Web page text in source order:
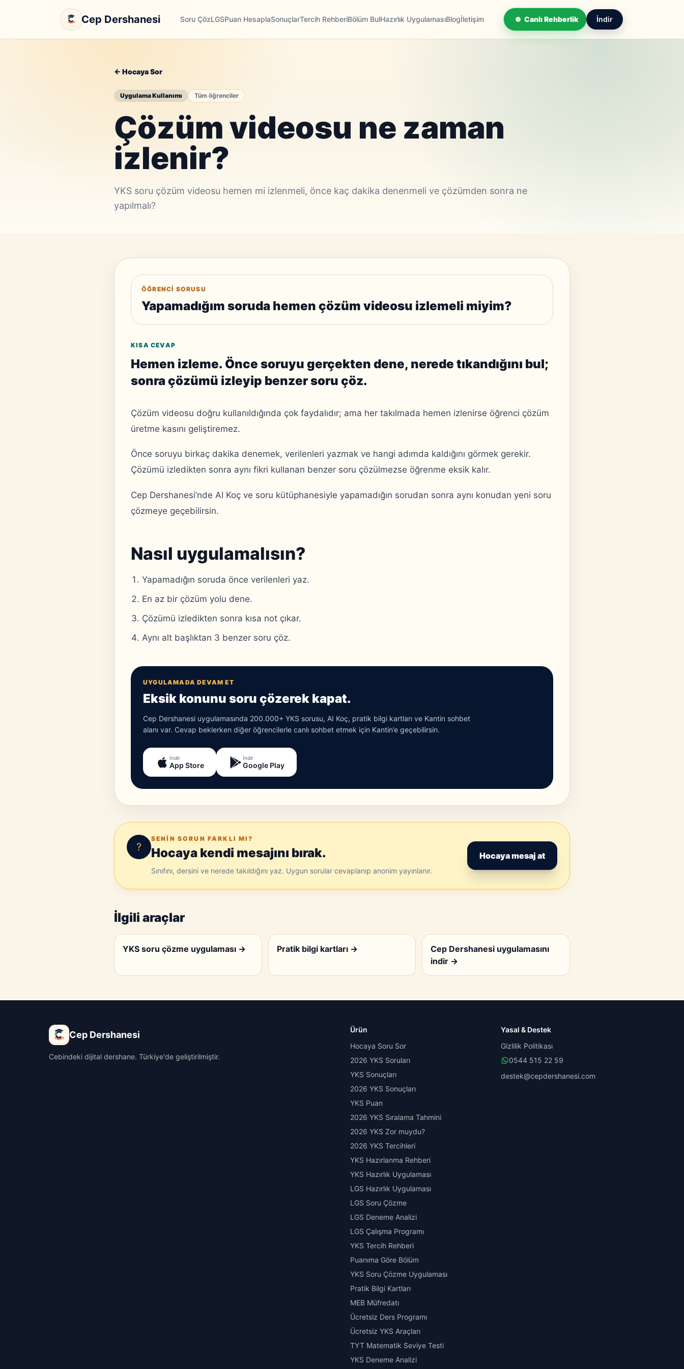
Cep Dershanesi Soru ÇözLGSPuan HesaplaSonuçlarTercih RehberiBölüm BulHazırlık UygulamasıBlogİletişim Canlı Rehberlik İndir
← Hocaya Sor
Uygulama Kullanımı Tüm öğrenciler
Çözüm videosu ne zaman
izlenir?
YKS soru çözüm videosu hemen mi izlenmeli, önce kaç dakika denenmeli ve çözümden sonra ne
yapılmalı?
ÖĞRENCI SORUSU
Yapamadığım soruda hemen çözüm videosu izlemeli miyim?
KISA CEVAP
Hemen izleme. Önce soruyu gerçekten dene, nerede tıkandığını bul;
sonra çözümü izleyip benzer soru çöz.
Çözüm videosu doğru kullanıldığında çok faydalıdır; ama her takılmada hemen izlenirse öğrenci çözüm
üretme kasını geliştiremez.
Önce soruyu birkaç dakika denemek, verilenleri yazmak ve hangi adımda kaldığını görmek gerekir.
Çözümü izledikten sonra aynı fikri kullanan benzer soru çözülmezse öğrenme eksik kalır.
Cep Dershanesi’nde AI Koç ve soru kütüphanesiyle yapamadığın sorudan sonra aynı konudan yeni soru
çözmeye geçebilirsin.
Nasıl uygulamalısın?
Yapamadığın soruda önce verilenleri yaz.
En az bir çözüm yolu dene.
Çözümü izledikten sonra kısa not çıkar.
Aynı alt başlıktan 3 benzer soru çöz.
UYGULAMADA DEVAM ET
Eksik konunu soru çözerek kapat.
Cep Dershanesi uygulamasında 200.000+ YKS sorusu, AI Koç, pratik bilgi kartları ve Kantin sohbet
alanı var. Cevap beklerken diğer öğrencilerle canlı sohbet etmek için Kantin’e geçebilirsin.
İndir
App Store
İndir
Google Play
?
SENIN SORUN FARKLI MI?
Hocaya kendi mesajını bırak.
Sınıfını, dersini ve nerede takıldığını yaz. Uygun sorular cevaplanıp anonim yayınlanır.
Hocaya mesaj at
İlgili araçlar
YKS soru çözme uygulaması → Pratik bilgi kartları →
Cep Dershanesi uygulamasını
indir →
Cep Dershanesi
Cebindeki dijital dershane. Türkiye'de geliştirilmiştir.
Ürün
Hocaya Soru Sor
2026 YKS Soruları
YKS Sonuçları
2026 YKS Sonuçları
YKS Puan
2026 YKS Sıralama Tahmini
2026 YKS Zor muydu?
2026 YKS Tercihleri
YKS Hazırlanma Rehberi
YKS Hazırlık Uygulaması
LGS Hazırlık Uygulaması
LGS Soru Çözme
LGS Deneme Analizi
LGS Çalışma Programı
YKS Tercih Rehberi
Puanıma Göre Bölüm
YKS Soru Çözme Uygulaması
Pratik Bilgi Kartları
MEB Müfredatı
Ücretsiz Ders Programı
Ücretsiz YKS Araçları
TYT Matematik Seviye Testi
YKS Deneme Analizi
Yasal & Destek
Gizlilik Politikası
0544 515 22 59
destek@cepdershanesi.com